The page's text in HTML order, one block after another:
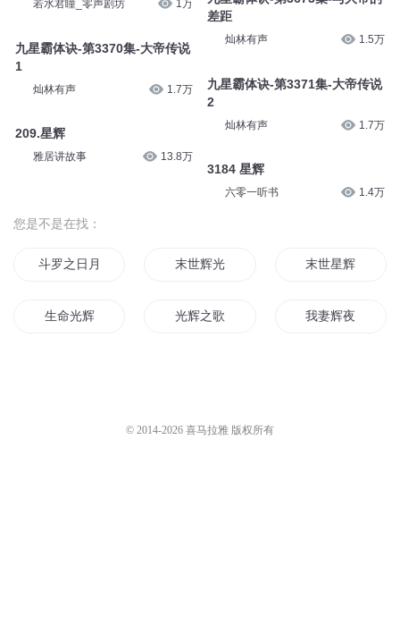
若水君瞳_零声剧坊 1万
九星霸体诀-第3370集-大帝传说
1
灿林有声 1.7万
209.星辉
雅居讲故事 13.8万
差距
灿林有声 1.5万
九星霸体诀-第3371集-大帝传说
2
灿林有声 1.7万
3184 星辉
六零一听书 1.4万
您是不是在找：
斗罗之日月光辉 末世辉光 末世星辉
生命光辉 光辉之歌 我妻辉夜
© 2014-2026 喜马拉雅 版权所有